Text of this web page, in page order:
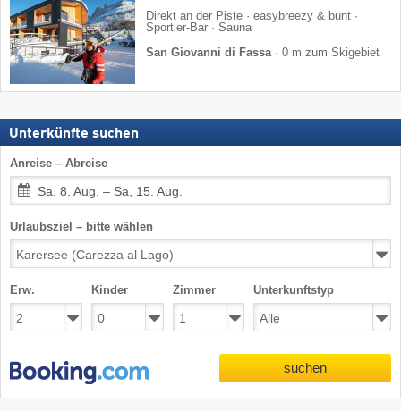
Direkt an der Piste · easybreezy & bunt ·
Sportler-Bar · Sauna
San Giovanni di Fassa· 0 m zum Skigebiet
Unterkünfte suchen
Anreise – Abreise
Sa, 8. Aug. – Sa, 15. Aug.
Urlaubsziel – bitte wählen
Erw. Kinder Zimmer Unterkunftstyp
suchen